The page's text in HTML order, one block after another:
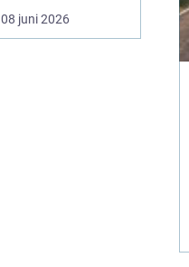
skaber mørke, ut...
08 juni 2026